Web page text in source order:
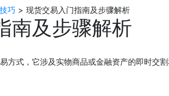
巧 > 现货交易入门指南及步骤解析
南及步骤解析
方式，它涉及实物商品或金融资产的即时交